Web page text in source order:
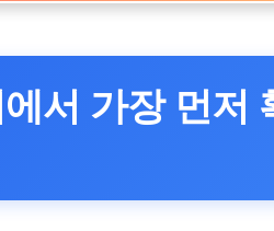
서 가장 먼저